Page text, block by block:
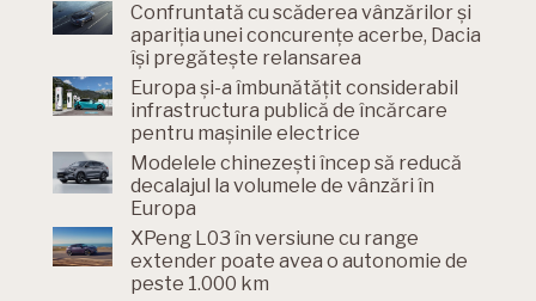
Confruntată cu scăderea vânzărilor și
apariția unei concurențe acerbe, Dacia
își pregătește relansarea
Europa și-a îmbunătățit considerabil
infrastructura publică de încărcare
pentru mașinile electrice
Modelele chinezești încep să reducă
decalajul la volumele de vânzări în
Europa
XPeng L03 în versiune cu range
extender poate avea o autonomie de
peste 1.000 km